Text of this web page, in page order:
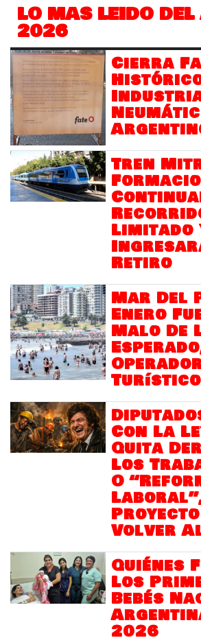
LO MAS LEIDO
2026
Cierra
Histórico
Tren
Limitado
Retiro
Mar Del
Enero
Malo De
Con La
Quita
Los
O
Proyecto
Volver
Quiénes
Los
Bebés
2026